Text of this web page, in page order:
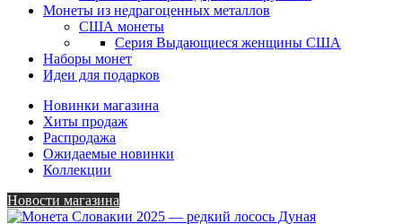
Монеты из недрагоценных металлов
США монеты
Серия Выдающиеся женщины США
Наборы монет
Идеи для подарков
Новинки магазина
Хиты продаж
Распродажа
Ожидаемые новинки
Коллекции
Новости магазина